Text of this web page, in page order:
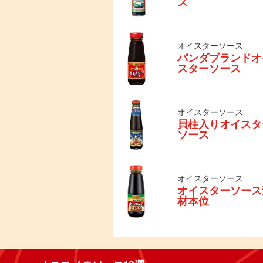
ス
オイスターソース
パンダブランドオ
スターソース
オイスターソース
貝柱入りオイス
ソース
オイスターソース
オイスターソー
材本位